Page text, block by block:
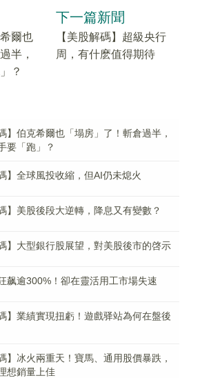
爾也
半，
？
下一篇新聞
【美股解碼】超級央行
周，有什麽值得期待
】伯克希爾也「塌房」了！斬倉過半，
要「跑」？
】全球風投收縮，但AI仍未熄火
】美股後段大逆轉，降息又有變數？
】大型銀行股展望，對美股後市的啓示
飙逾300%！卻在靈活用工市場失速
】業績實現扭虧！遊戲驿站為何在盤後
】冰火兩重天！寶馬、通用股價暴跌，
想銷量上佳